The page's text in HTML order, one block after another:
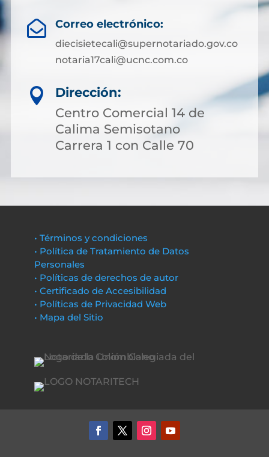
 Correo electrónico:
diecisietecali@supernotariado.gov.co
notaria17cali@ucnc.com.co

Dirección:
Centro Comercial 14 de
Calima Semisotano
Carrera 1 con Calle 70
• Términos y condiciones
• Política de Tratamiento de Datos
Personales
• Políticas de derechos de autor
• Certificado de Accesibilidad
• Políticas de Privacidad Web
• Mapa del Sitio